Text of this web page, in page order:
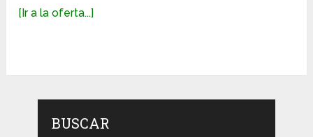
[Ir a la oferta...]
BUSCAR